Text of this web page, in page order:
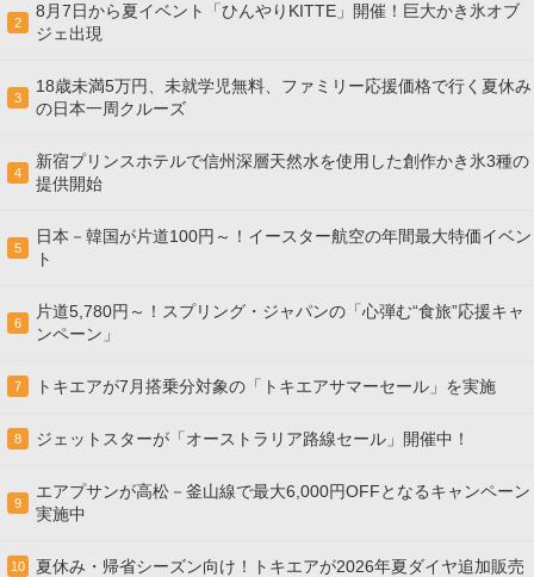
2
8月7日から夏イベント「ひんやりKITTE」開催！巨大かき氷オブ
ジェ出現
3
18歳未満5万円、未就学児無料、ファミリー応援価格で行く夏休み
の日本一周クルーズ
4
新宿プリンスホテルで信州深層天然水を使用した創作かき氷3種の
提供開始
5
日本－韓国が片道100円～！イースター航空の年間最大特価イベン
ト
6
片道5,780円～！スプリング・ジャパンの「心弾む“食旅”応援キャ
ンペーン」
7 トキエアが7月搭乗分対象の「トキエアサマーセール」を実施
8 ジェットスターが「オーストラリア路線セール」開催中！
9
エアプサンが高松－釜山線で最大6,000円OFFとなるキャンペーン
実施中
10 夏休み・帰省シーズン向け！トキエアが2026年夏ダイヤ追加販売